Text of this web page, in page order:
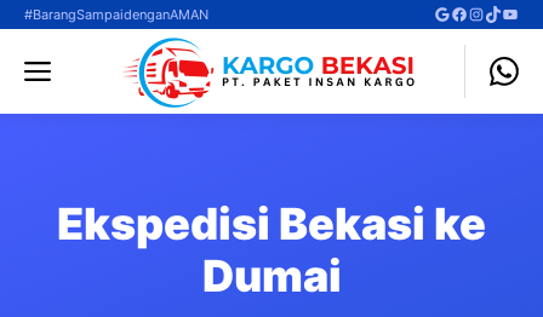
Langsung
#BarangSampaidenganAMAN Google
Facebook
TikTok
Menu
Ekspedisi Bekasi ke
Dumai